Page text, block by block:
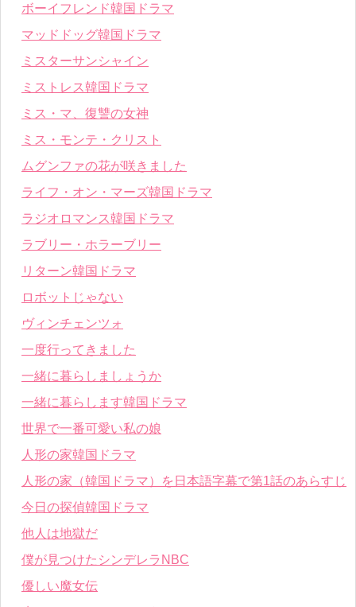
ボーイフレンド韓国ドラマ
マッドドッグ韓国ドラマ
ミスターサンシャイン
ミストレス韓国ドラマ
ミス・マ、復讐の女神
ミス・モンテ・クリスト
ムグンファの花が咲きました
ライフ・オン・マーズ韓国ドラマ
ラジオロマンス韓国ドラマ
ラブリー・ホラーブリー
リターン韓国ドラマ
ロボットじゃない
ヴィンチェンツォ
一度行ってきました
一緒に暮らしましょうか
一緒に暮らします韓国ドラマ
世界で一番可愛い私の娘
人形の家韓国ドラマ
人形の家（韓国ドラマ）を日本語字幕で第1話のあらすじ
今日の探偵韓国ドラマ
他人は地獄だ
僕が見つけたシンデレラNBC
優しい魔女伝